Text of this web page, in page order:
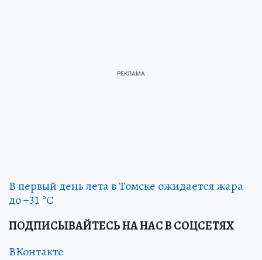
В первый день лета в Томске ожидается жара
до +31 °С
ПОДПИСЫВАЙТЕСЬ НА НАС В СОЦСЕТЯХ
ВКонтакте